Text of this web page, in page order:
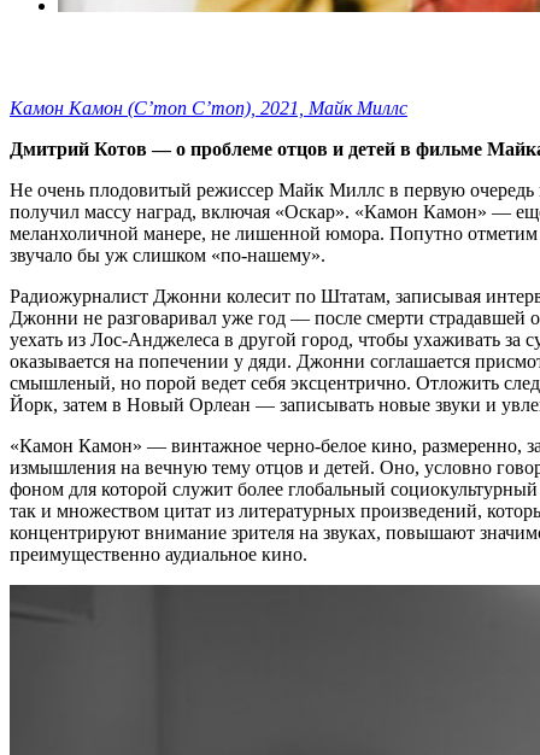
Камон Камон (C’mon C’mon), 2021, Майк Миллс
Дмитрий Котов — о проблеме отцов и детей в фильме
Не очень плодовитый режиссер Майк Миллс в первую
получил массу наград, включая «Оскар». «Камон Камон» —
меланхоличной манере, не лишенной юмора. Попутно отметим
звучало бы уж слишком «по-нашему».
Радиожурналист Джонни колесит по Штатам, записывая
Джонни не разговаривал уже год — после смерти страдавшей
уехать из Лос-Анджелеса в другой город, чтобы ухаживать за
оказывается на попечении у дяди. Джонни соглашается
смышленый, но порой ведет себя эксцентрично. Отложить
Йорк, затем в Новый Орлеан — записывать новые звуки и
«Камон Камон» — винтажное черно-белое кино, размеренно,
измышления на вечную тему отцов и детей. Оно, условно
фоном для которой служит более глобальный
так и множеством цитат из литературных произведений,
концентрируют внимание зрителя на звуках, повышают
преимущественно аудиальное кино.